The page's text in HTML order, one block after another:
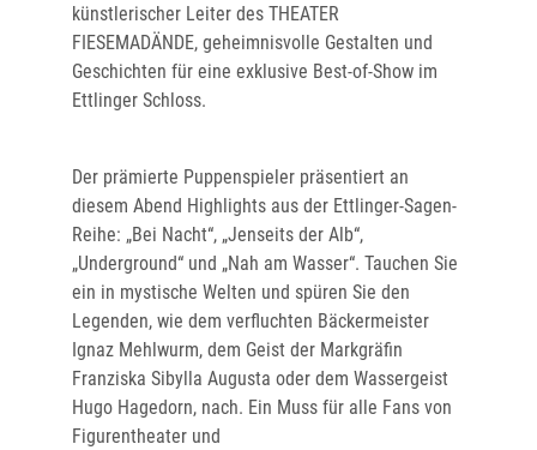
künstlerischer Leiter des THEATER
FIESEMADÄNDE, geheimnisvolle Gestalten und
Geschichten für eine exklusive Best-of-Show im
Ettlinger Schloss.
Der prämierte Puppenspieler präsentiert an
diesem Abend Highlights aus der Ettlinger-Sagen-
Reihe: „Bei Nacht“, „Jenseits der Alb“,
„Underground“ und „Nah am Wasser“. Tauchen Sie
ein in mystische Welten und spüren Sie den
Legenden, wie dem verfluchten Bäckermeister
Ignaz Mehlwurm, dem Geist der Markgräfin
Franziska Sibylla Augusta oder dem Wassergeist
Hugo Hagedorn, nach. Ein Muss für alle Fans von
Figurentheater und